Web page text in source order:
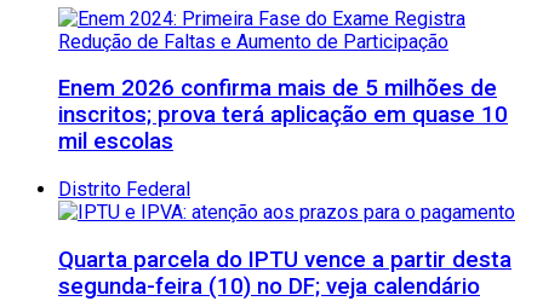
Enem 2026 confirma mais de 5 milhões de
inscritos; prova terá aplicação em quase 10
mil escolas
Distrito Federal
Quarta parcela do IPTU vence a partir desta
segunda-feira (10) no DF; veja calendário